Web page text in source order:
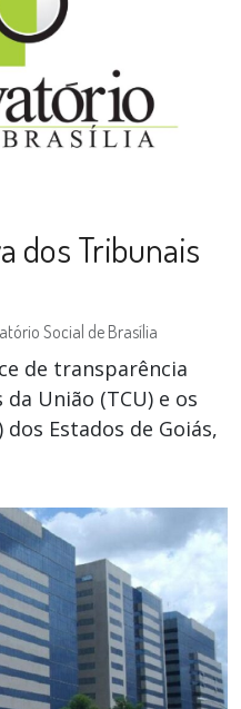
dos Tribunais
Social de Brasília
de transparência
União (TCU) e os
Estados de Goiás,